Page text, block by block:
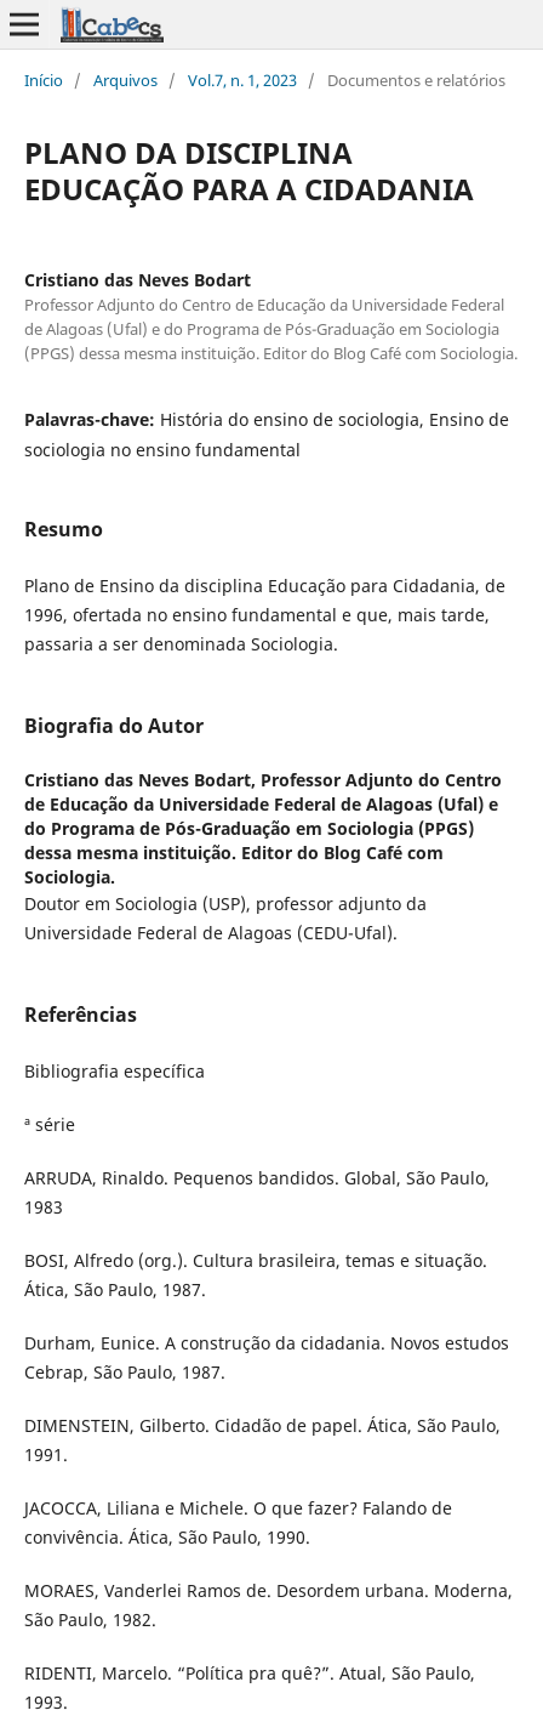
Início / Arquivos / Vol.7, n. 1, 2023 / Documentos e relatórios
PLANO DA DISCIPLINA
EDUCAÇÃO PARA A CIDADANIA
Cristiano das Neves Bodart
Professor Adjunto do Centro de Educação da Universidade Federal
de Alagoas (Ufal) e do Programa de Pós-Graduação em Sociologia
(PPGS) dessa mesma instituição. Editor do Blog Café com Sociologia.
Palavras-chave: História do ensino de sociologia, Ensino de
sociologia no ensino fundamental
Resumo
Plano de Ensino da disciplina Educação para Cidadania, de
1996, ofertada no ensino fundamental e que, mais tarde,
passaria a ser denominada Sociologia.
Biografia do Autor
Cristiano das Neves Bodart, Professor Adjunto do Centro
de Educação da Universidade Federal de Alagoas (Ufal) e
do Programa de Pós-Graduação em Sociologia (PPGS)
dessa mesma instituição. Editor do Blog Café com
Sociologia.
Doutor em Sociologia (USP), professor adjunto da
Universidade Federal de Alagoas (CEDU-Ufal).
Referências
Bibliografia específica
ª série
ARRUDA, Rinaldo. Pequenos bandidos. Global, São Paulo,
1983
BOSI, Alfredo (org.). Cultura brasileira, temas e situação.
Ática, São Paulo, 1987.
Durham, Eunice. A construção da cidadania. Novos estudos
Cebrap, São Paulo, 1987.
DIMENSTEIN, Gilberto. Cidadão de papel. Ática, São Paulo,
1991.
JACOCCA, Liliana e Michele. O que fazer? Falando de
convivência. Ática, São Paulo, 1990.
MORAES, Vanderlei Ramos de. Desordem urbana. Moderna,
São Paulo, 1982.
RIDENTI, Marcelo. “Política pra quê?”. Atual, São Paulo,
1993.